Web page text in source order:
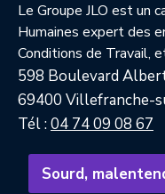
Le Groupe JLO est un
Humaines expert des
Conditions de Travail,
598 Boulevard
69400 Villefranche-
Tél :04 74 09 08 67
Sourd,